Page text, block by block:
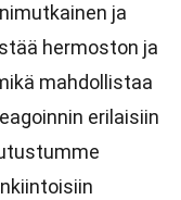
ja
hermoston ja
mahdollistaa
erilaisiin